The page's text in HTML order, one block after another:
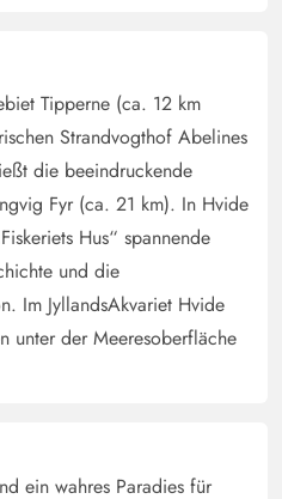
Tipperne (ca. 12 km
Strandvogthof Abelines
die beeindruckende
Fyr (ca. 21 km). In Hvide
Hus“ spannende
und die
Im JyllandsAkvariet Hvide
unter der Meeresoberfläche
ein wahres Paradies für